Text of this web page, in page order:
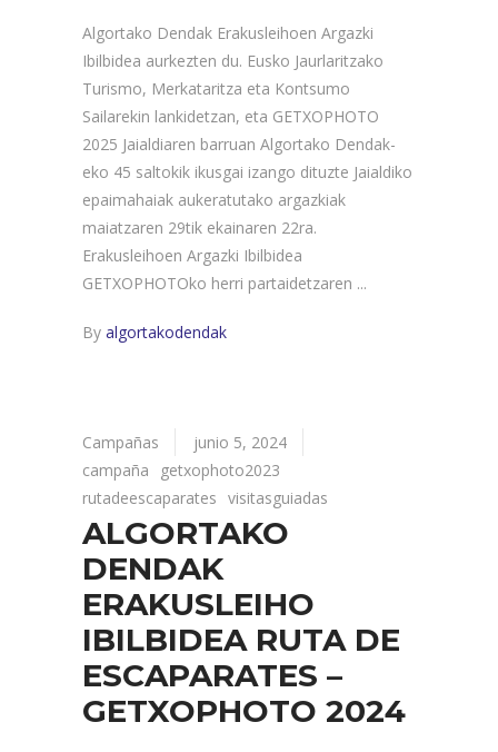
Algortako Dendak Erakusleihoen Argazki
Ibilbidea aurkezten du. Eusko Jaurlaritzako
Turismo, Merkataritza eta Kontsumo
Sailarekin lankidetzan, eta GETXOPHOTO
2025 Jaialdiaren barruan Algortako Dendak-
eko 45 saltokik ikusgai izango dituzte Jaialdiko
epaimahaiak aukeratutako argazkiak
maiatzaren 29tik ekainaren 22ra.
Erakusleihoen Argazki Ibilbidea
GETXOPHOTOko herri partaidetzaren
By algortakodendak
Campañas
junio 5, 2024
campaña
getxophoto2023
rutadeescaparates visitasguiadas
ALGORTAKO
DENDAK
ERAKUSLEIHO
IBILBIDEA RUTA DE
ESCAPARATES –
GETXOPHOTO 2024